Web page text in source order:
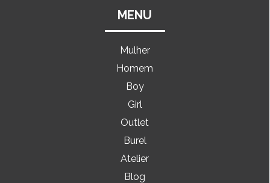
MENU
Mulher
Homem
Boy
Girl
Outlet
Burel
Atelier
Blog